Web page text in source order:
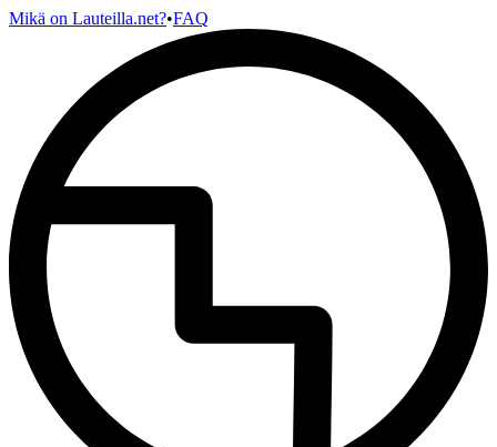
Mikä on Lauteilla.net?•FAQ